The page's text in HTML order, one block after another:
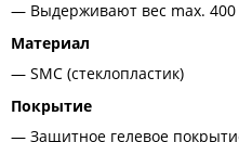
Выдерживают вес max. 400
Материал
SMC (стеклопластик)
Покрытие
Защитное гелевое